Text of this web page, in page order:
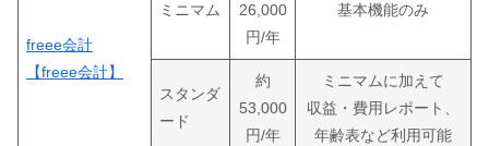
freee会計
【freee会計】
ミニマム
26,000
円/年
基本機能のみ
スタンダ
ード
約
53,000
円/年
ミニマムに加えて
収益・費用レポート、
年齢表など利用可能